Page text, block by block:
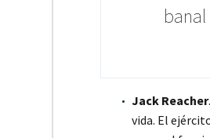
Jack Reacher
vida. El